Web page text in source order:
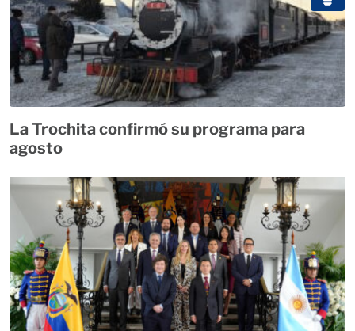
La Trochita confirmó su programa para
agosto